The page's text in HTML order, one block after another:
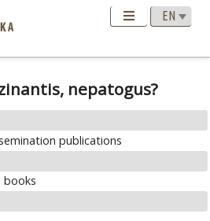
nepatogus?
publications
books